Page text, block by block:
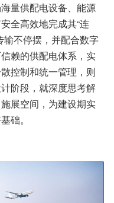
量供配电设备、能源
全高效地完成其“连
输不停摆，并配合数字
赖的供配电体系，实
控制和统一管理，则
阶段，就深度思考解
展空间，为建设期实
础。